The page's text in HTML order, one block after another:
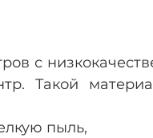
с
Такой
пыль,